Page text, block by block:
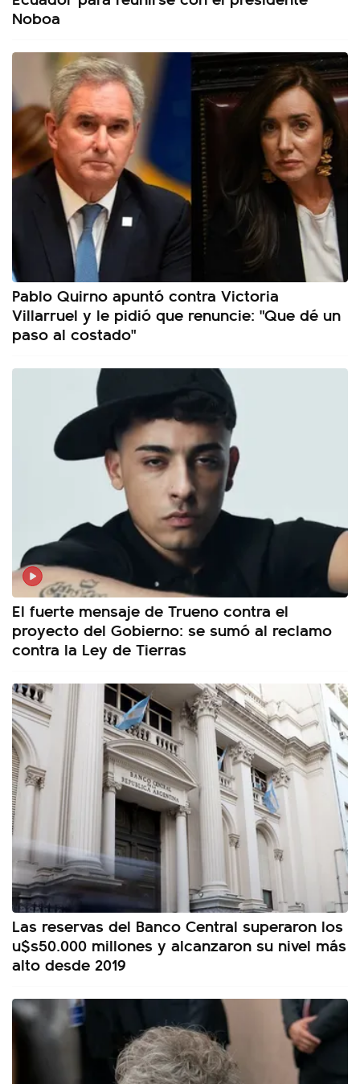
Noboa
Pablo Quirno apuntó contra Victoria
Villarruel y le pidió que renuncie: "Que dé un
paso al costado"
El fuerte mensaje de Trueno contra el
proyecto del Gobierno: se sumó al reclamo
contra la Ley de Tierras
Las reservas del Banco Central superaron los
u$s50.000 millones y alcanzaron su nivel más
alto desde 2019